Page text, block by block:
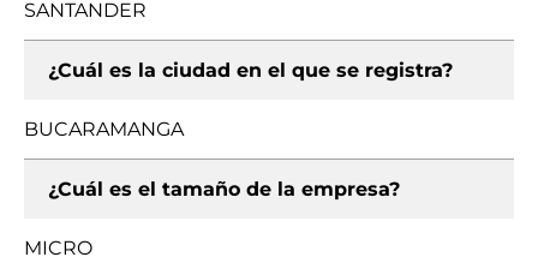
SANTANDER
¿Cuál es la ciudad en el que se registra?
BUCARAMANGA
¿Cuál es el tamaño de la empresa?
MICRO